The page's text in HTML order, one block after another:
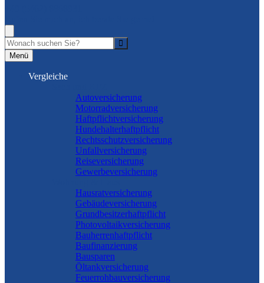
Menü
Vergleiche
Autoversicherung
Motorradversicherung
Haftpflichtversicherung
Hundehalterhaftpflicht
Rechtsschutzversicherung
Unfallversicherung
Reiseversicherung
Gewerbeversicherung
Hausratversicherung
Gebäudeversicherung
Grundbesitzerhaftpflicht
Photovoltaikversicherung
Bauherrenhaftpflicht
Baufinanzierung
Bausparen
Öltankversicherung
Feuerrohbauversicherung